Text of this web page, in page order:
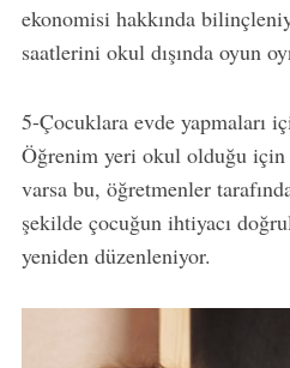
ekonomisi hakkında
saatlerini okul dışında oyun
5-Çocuklara evde yapmaları
Öğrenim yeri okul olduğu
varsa bu, öğretmenler
şekilde çocuğun ihtiyacı
yeniden düzenleniyor.